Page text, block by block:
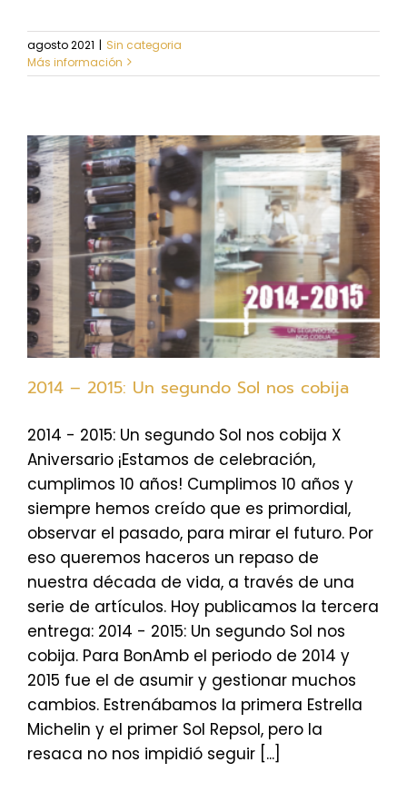
agosto 2021 | Sin categoria
Más información
2014 – 2015: Un segundo Sol nos cobija
2014 - 2015: Un segundo Sol nos cobija X
Aniversario ¡Estamos de celebración,
cumplimos 10 años! Cumplimos 10 años y
siempre hemos creído que es primordial,
observar el pasado, para mirar el futuro. Por
eso queremos haceros un repaso de
nuestra década de vida, a través de una
serie de artículos. Hoy publicamos la tercera
entrega: 2014 - 2015: Un segundo Sol nos
cobija. Para BonAmb el periodo de 2014 y
2015 fue el de asumir y gestionar muchos
cambios. Estrenábamos la primera Estrella
Michelin y el primer Sol Repsol, pero la
resaca no nos impidió seguir [...]